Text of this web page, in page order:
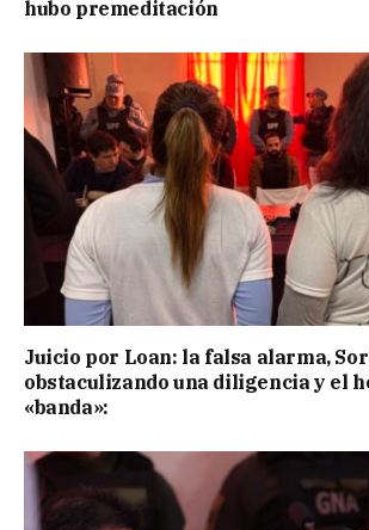
hubo premeditación
Juicio por Loan: la falsa alarma,
obstaculizando una diligencia y el
«banda»: